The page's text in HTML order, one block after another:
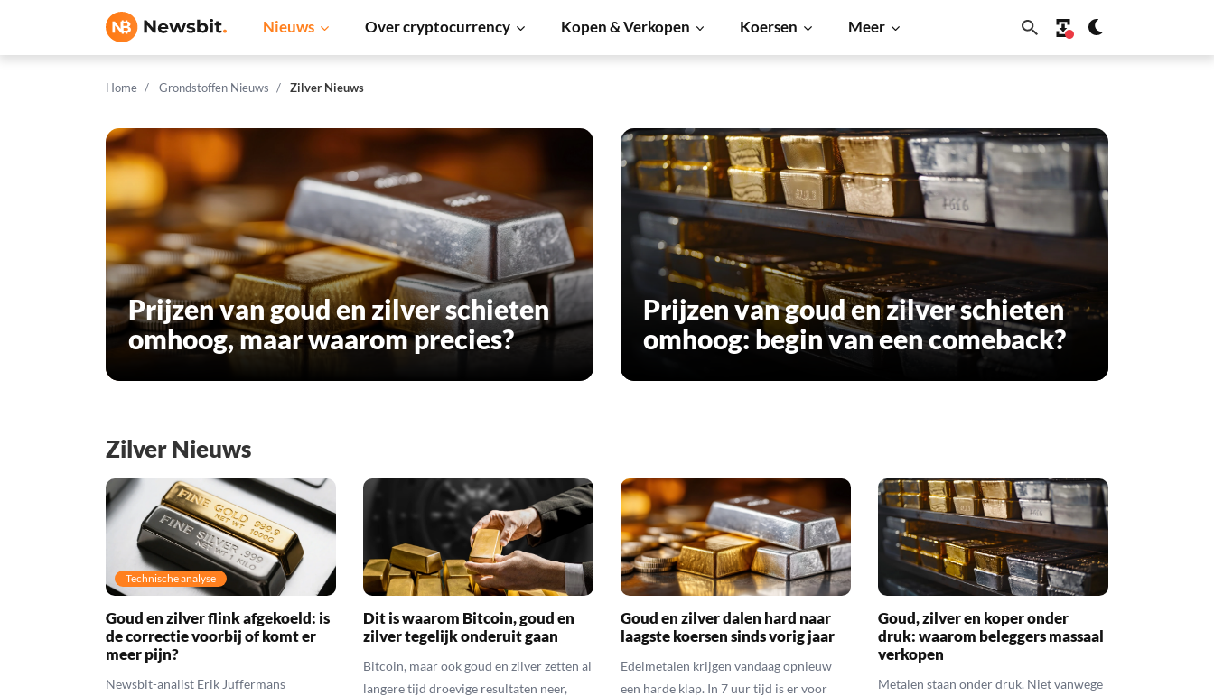
Nieuws Over cryptocurrency Kopen & Verkopen Koersen Meer
Home Grondstoffen Nieuws Zilver Nieuws
Prijzen van goud en zilver schieten
omhoog, maar waarom precies?
Prijzen van goud en zilver schieten
omhoog: begin van een comeback?
Zilver Nieuws
Technische analyse
Goud en zilver flink afgekoeld: is
de correctie voorbij of komt er
meer pijn?
Newsbit-analist Erik Juffermans
Dit is waarom Bitcoin, goud en
zilver tegelijk onderuit gaan
Bitcoin, maar ook goud en zilver zetten al
langere tijd droevige resultaten neer,
Goud en zilver dalen hard naar
laagste koersen sinds vorig jaar
Edelmetalen krijgen vandaag opnieuw
een harde klap. In 7 uur tijd is er voor
Goud, zilver en koper onder
druk: waarom beleggers massaal
verkopen
Metalen staan onder druk. Niet vanwege